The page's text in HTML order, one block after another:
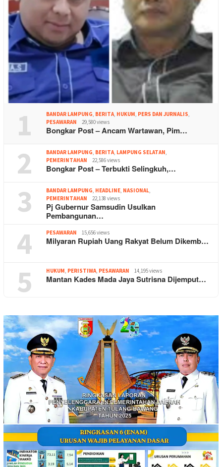
1 BANDAR LAMPUNG, BERITA, HUKUM, PERS DAN JURNALIS,
PESAWARAN
29,580 views
Bongkar Post – Ancam Wartawan, Pim…
2 BANDAR LAMPUNG, BERITA, LAMPUNG SELATAN,
PEMERINTAHAN
22,586 views
Bongkar Post – Terbukti Selingkuh,…
3 BANDAR LAMPUNG, HEADLINE, NASIONAL,
PEMERINTAHAN
22,138 views
Pj Gubernur Samsudin Usulkan
Pembangunan…
4 PESAWARAN 15,656 views
Milyaran Rupiah Uang Rakyat Belum Dikemb…
5 HUKUM, PERISTIWA, PESAWARAN 14,195 views
Mantan Kades Mada Jaya Sutrisna Dijemput…